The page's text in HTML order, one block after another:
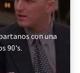
con una
90's.